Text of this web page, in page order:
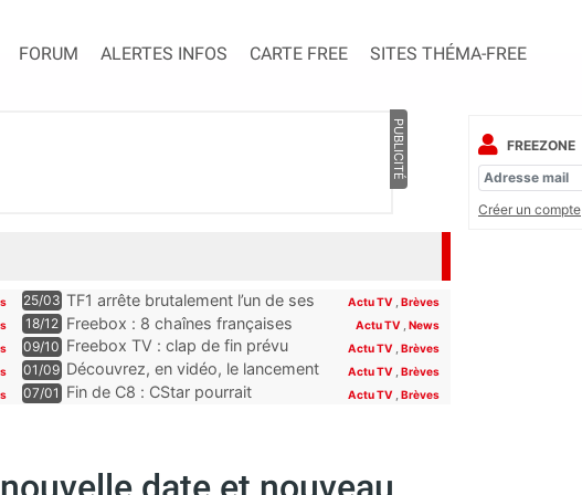
FORUM ALERTES INFOS CARTE FREE SITES THÉMA-FREE
PUBLICITÉ
25/03 TF1 arrête brutalement l’un de ses
programmes phares, les abonnés
Freebox, Livebox, Bbox et Box de
SFR découvriront son remplaçant
à la rentrée
Actu TV Brèves
18/12 Freebox : 8 chaînes françaises
seront offertes sur la Freebox dès
la fin du mois
Actu TV ,News
09/10 Freebox TV : clap de fin prévu
pour plusieurs chaînes Paramount
incluses pour les abonnés Free
Actu TV ,Brèves
01/09 Découvrez, en vidéo, le lancement
de Novo19, la nouvelle chaîne qui
Actu TV ,Brèves
07/01 Fin de C8 : CStar pourrait
Actu TV ,Brèves
FREEZONE
Créer un compte